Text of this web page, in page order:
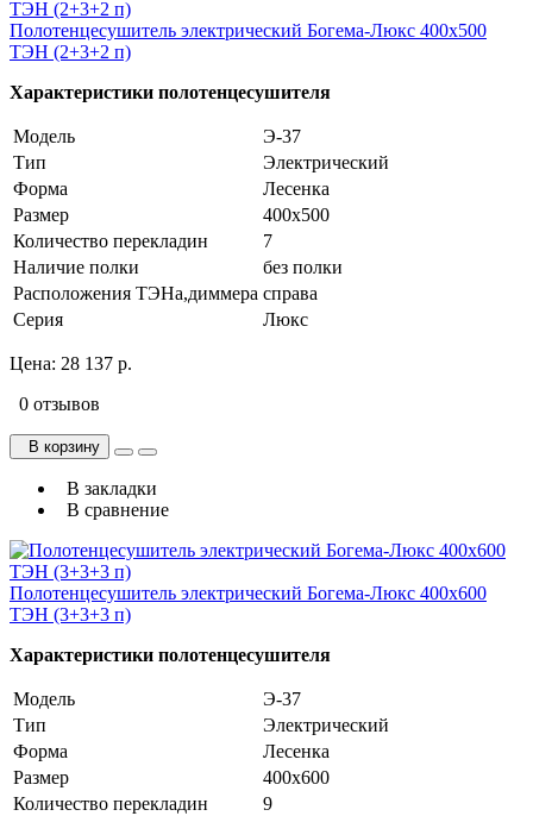
Полотенцесушитель электрический Богема-Люкс 400х500
ТЭН (2+3+2 п)
Характеристики полотенцесушителя
Модель
Э-37
Тип
Электрический
Форма
Лесенка
Размер
400х500
Количество перекладин
7
Наличие полки
без полки
Расположения ТЭНа,диммера справа
Серия
Люкс
Цена: 28 137 р.
0 отзывов
В корзину
В закладки
В сравнение
Полотенцесушитель электрический Богема-Люкс 400х600
ТЭН (3+3+3 п)
Характеристики полотенцесушителя
Модель
Э-37
Тип
Электрический
Форма
Лесенка
Размер
400х600
Количество перекладин
9